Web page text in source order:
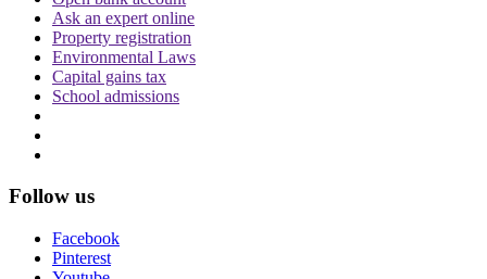
बिहार विधानसभा चुनाव लड़ने के लिए अंतरिम जमानत
की मांग, शरजील इमाम ने Delhi Court से याचिका
वापस ली, अब सुप्रीम कोर्ट जाएंगे
Ask an expert online
Property registration
Environmental Laws
Capital gains tax
School admissions
Follow us
Facebook
Pinterest